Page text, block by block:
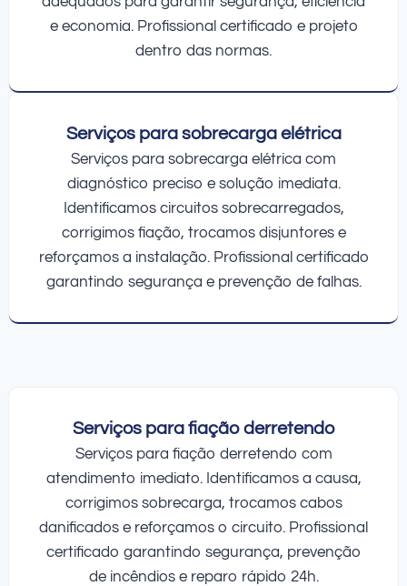
e economia. Profissional certificado e projeto
dentro das normas.
Serviços para sobrecarga elétrica
Serviços para sobrecarga elétrica com
diagnóstico preciso e solução imediata.
Identificamos circuitos sobrecarregados,
corrigimos fiação, trocamos disjuntores e
reforçamos a instalação. Profissional certificado
garantindo segurança e prevenção de falhas.
Serviços para fiação derretendo
Serviços para fiação derretendo com
atendimento imediato. Identificamos a causa,
corrigimos sobrecarga, trocamos cabos
danificados e reforçamos o circuito. Profissional
certificado garantindo segurança, prevenção
de incêndios e reparo rápido 24h.